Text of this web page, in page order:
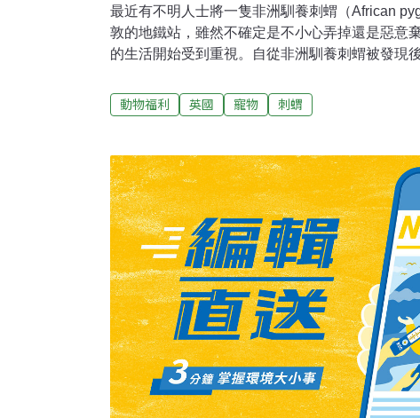
最近有不明人士將一隻非洲馴養刺蝟（African
敦的地鐵站，雖然不確定是不小心弄掉還是惡意
的生活開始受到重視。自從非洲馴養刺蝟被發現
防止虐待動物協會（RSPCA）警告，由於在家中
困難，因此如果沒有足夠的覺悟，就不要飼養異
夠的空間，讓刺蝟能夠像在野外一樣，安心地挖
RSPCA的資深科學家Nicola White指出，在居家
動物打造跟他們原生地一樣的生活環境，如果飼
似的環境中，那或許從一開始就不應該養這些動
動物福利 英國 寵物 刺蝟